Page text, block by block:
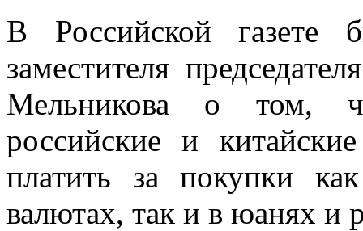
В Российской газете
заместителя
Мельникова о том,
российские и
платить за покупки
валютах, так и в юанях и